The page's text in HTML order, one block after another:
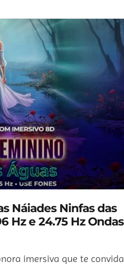
Náiades Ninfas das
Hz e 24.75 Hz Ondas
imersiva que te convida